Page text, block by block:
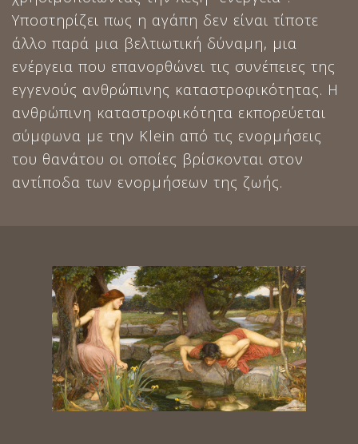
Υποστηρίζει πως η αγάπη δεν είναι τίποτε
άλλο παρά μια βελτιωτική δύναμη, μια
ενέργεια που επανορθώνει τις συνέπειες της
εγγενούς ανθρώπινης καταστροφικότητας. Η
ανθρώπινη καταστροφικότητα εκπορεύεται
σύμφωνα με την Klein από τις ενορμήσεις
του θανάτου οι οποίες βρίσκονται στον
αντίποδα των ενορμήσεων της ζωής.